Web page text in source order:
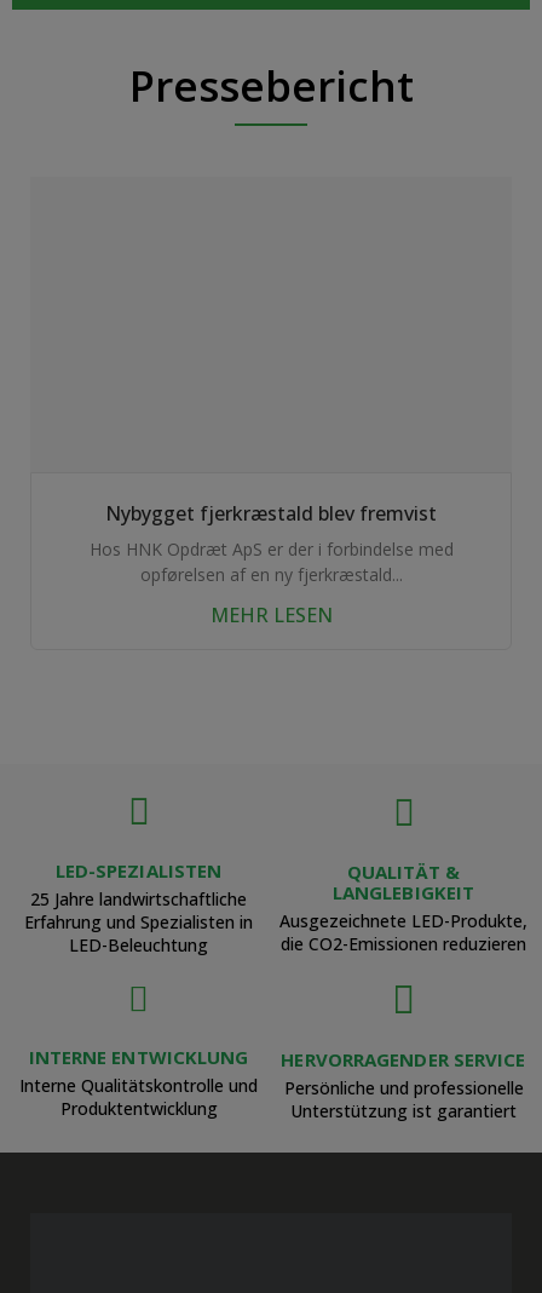
Pressebericht
Nybygget fjerkræstald blev fremvist
Hos HNK Opdræt ApS er der i forbindelse med
opførelsen af en ny fjerkræstald...
MEHR LESEN
LED-SPEZIALISTEN
25 Jahre landwirtschaftliche
Erfahrung und Spezialisten in
LED-Beleuchtung
QUALITÄT &
LANGLEBIGKEIT
Ausgezeichnete LED-Produkte,
die CO2-Emissionen reduzieren
INTERNE ENTWICKLUNG
Interne Qualitätskontrolle und
Produktentwicklung
HERVORRAGENDER SERVICE
Persönliche und professionelle
Unterstützung ist garantiert